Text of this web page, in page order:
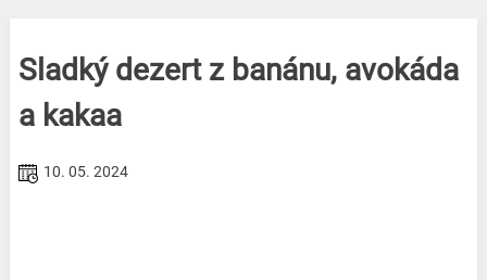
Sladký dezert z banánu, avokáda
a kakaa
10. 05. 2024